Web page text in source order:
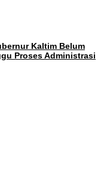
Kaltim Belum
Proses Administrasi